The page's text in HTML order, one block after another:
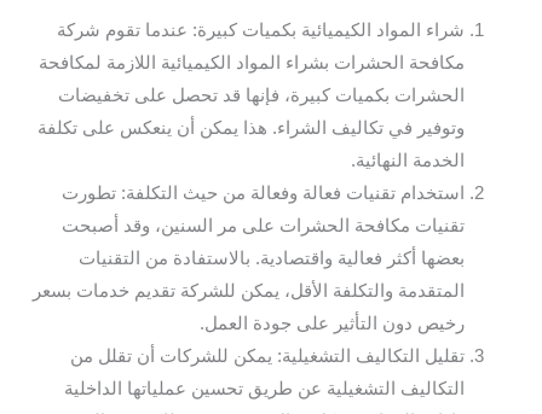
شراء المواد الكيميائية بكميات كبيرة: عندما تقوم شركة
مكافحة الحشرات بشراء المواد الكيميائية اللازمة لمكافحة
الحشرات بكميات كبيرة، فإنها قد تحصل على تخفيضات
وتوفير في تكاليف الشراء. هذا يمكن أن ينعكس على تكلفة
الخدمة النهائية.
استخدام تقنيات فعالة وفعالة من حيث التكلفة: تطورت
تقنيات مكافحة الحشرات على مر السنين، وقد أصبحت
بعضها أكثر فعالية واقتصادية. بالاستفادة من التقنيات
المتقدمة والتكلفة الأقل، يمكن للشركة تقديم خدمات بسعر
رخيص دون التأثير على جودة العمل.
تقليل التكاليف التشغيلية: يمكن للشركات أن تقلل من
التكاليف التشغيلية عن طريق تحسين عملياتها الداخلية